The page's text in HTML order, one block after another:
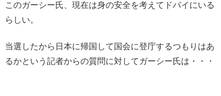
このガーシー氏、現在は身の安全を考えてドバイにいる
らしい。
当選したから日本に帰国して国会に登庁するつもりはあ
るかという記者からの質問に対してガーシー氏は・・・